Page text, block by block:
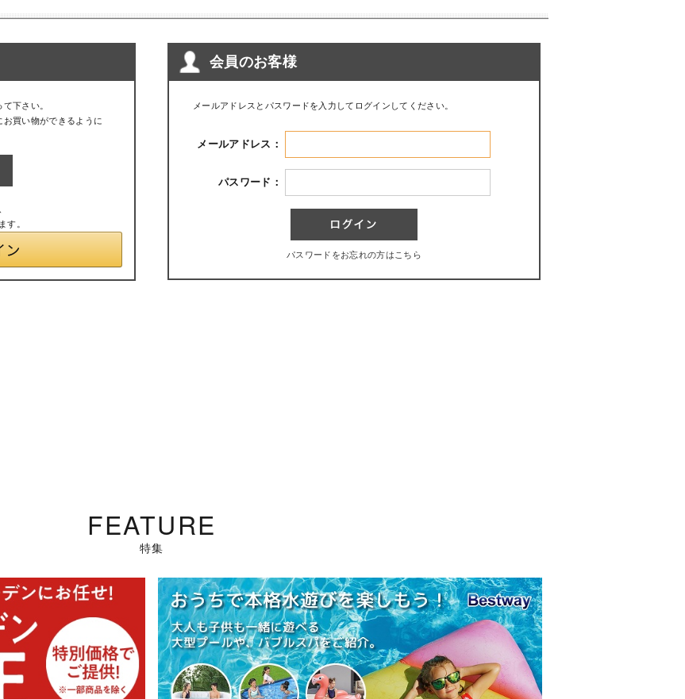
会員のお客様
メールアドレスとパスワードを入力してログインしてください。
メールアドレス：
パスワード：
パスワードをお忘れの方はこちら
下さい。
お買い物ができるように
す。
FEATURE
特集